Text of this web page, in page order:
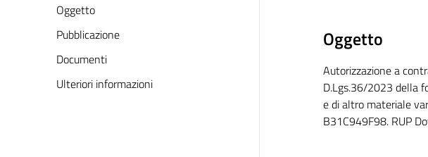
Oggetto
Pubblicazione
Documenti
Ulteriori informazioni
Oggetto
Autorizzazione a
D.Lgs.36/2023 della
e di altro materiale
B31C949F98. RUP